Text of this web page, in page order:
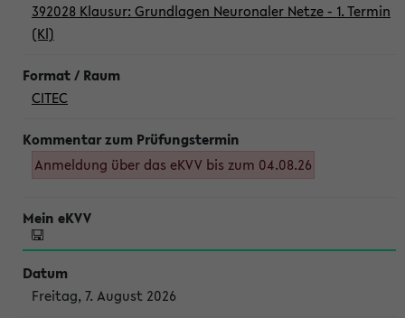
392028 Klausur: Grundlagen Neuronaler Netze - 1. Termin
(Kl)
CITEC
Anmeldung über das eKVV bis zum 04.08.26
Freitag, 7. August 2026